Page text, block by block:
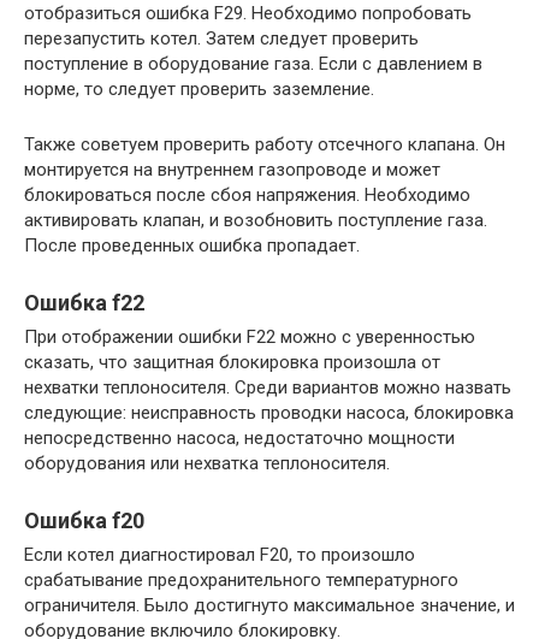
отобразиться ошибка F29. Необходимо попробовать
перезапустить котел. Затем следует проверить
поступление в оборудование газа. Если с давлением в
норме, то следует проверить заземление.
Также советуем проверить работу отсечного клапана. Он
монтируется на внутреннем газопроводе и может
блокироваться после сбоя напряжения. Необходимо
активировать клапан, и возобновить поступление газа.
После проведенных ошибка пропадает.
Ошибка f22
При отображении ошибки F22 можно с уверенностью
сказать, что защитная блокировка произошла от
нехватки теплоносителя. Среди вариантов можно назвать
следующие: неисправность проводки насоса, блокировка
непосредственно насоса, недостаточно мощности
оборудования или нехватка теплоносителя.
Ошибка f20
Если котел диагностировал F20, то произошло
срабатывание предохранительного температурного
ограничителя. Было достигнуто максимальное значение, и
оборудование включило блокировку.